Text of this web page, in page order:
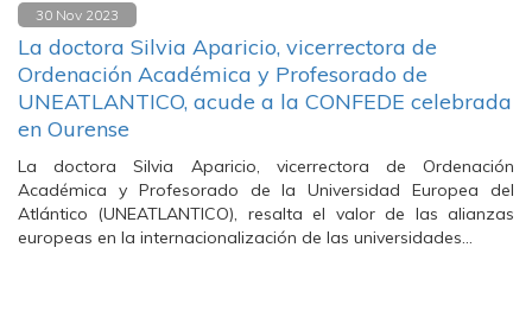
30 Nov 2023
La doctora Silvia Aparicio, vicerrectora de
Ordenación Académica y Profesorado de
UNEATLANTICO, acude a la CONFEDE celebrada
en Ourense
La doctora Silvia Aparicio, vicerrectora de Ordenación
Académica y Profesorado de la Universidad Europea del
Atlántico (UNEATLANTICO), resalta el valor de las alianzas
europeas en la internacionalización de las universidades…